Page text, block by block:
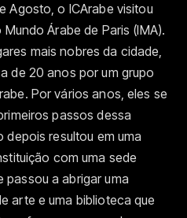
Agosto, o ICArabe visitou
Árabe de Paris (IMA).
mais nobres da cidade,
de 20 anos por um grupo
Por vários anos, eles se
passos dessa
depois resultou em uma
com uma sede
passou a abrigar uma
arte e uma biblioteca que